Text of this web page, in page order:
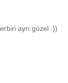
ayrı güzel :))